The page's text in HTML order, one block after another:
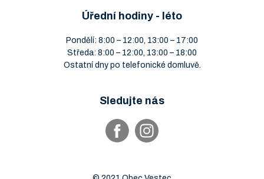
Úřední hodiny - léto
Pondělí: 8:00 – 12:00, 13:00 – 17:00
Středa: 8:00 – 12:00, 13:00 – 18:00
Ostatní dny po telefonické domluvě.
Sledujte nás